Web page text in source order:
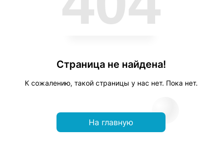
Страница не найдена!
К сожалению, такой страницы у нас нет. Пока нет.
На главную